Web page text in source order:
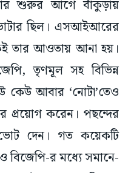
শুরুর আগে বাঁকুড়ায়
ছিল। এসআইআরের
তার আওতায় আনা হয়।
তৃণমূল সহ বিভিন্ন
কেউ আবার ‘নোটা’তেও
প্রয়োগ করেন। পছন্দের
ভোট দেন। গত কয়েকটি
বিজেপি-র মধ্যে সমানে-